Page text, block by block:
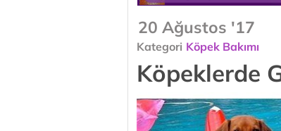
20 Ağustos '17
Kategori Köpek Bakımı
Köpeklerde